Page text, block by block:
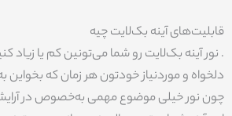
قابلیت‌های آینه بک‌لایت چیه
. نور آینه بک‌لایت رو شما می‌تونین کم یا زیاد
دلخواه و موردنیاز خودتون هر زمان که
چون نور خیلی موضوع مهمی به‌خصوص در